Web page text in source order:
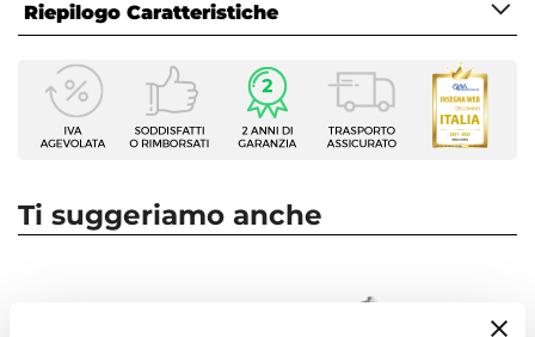
Riepilogo Caratteristiche
Caratteristiche Generali
Tipologia Set
Lavabo - Bidet - Vasca
Marca
Ti suggeriamo anche